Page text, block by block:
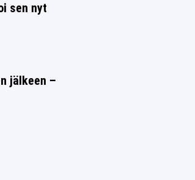
sen nyt
jälkeen –